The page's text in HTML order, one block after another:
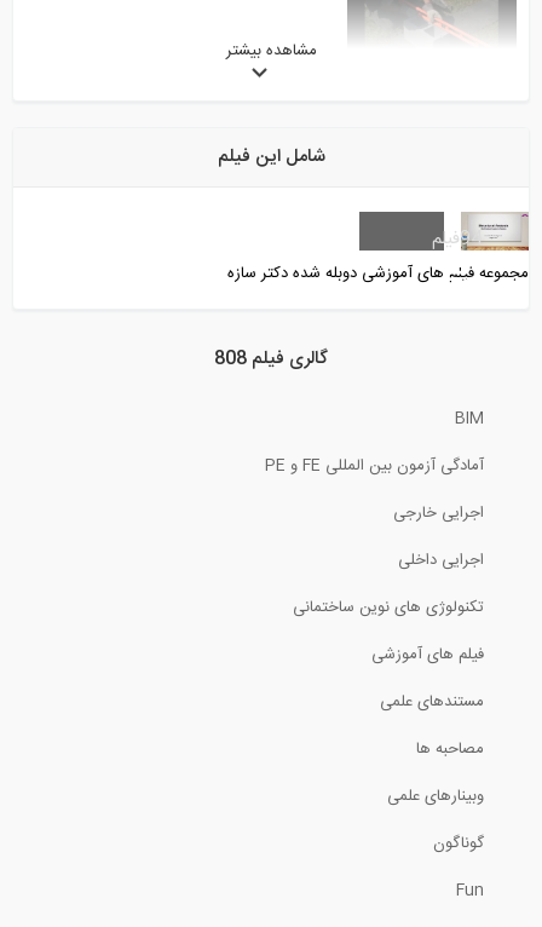
تخصیص بارها و مش بندی یک دال در نرم...
جزئیات آرماتور گذاری در تیر ها و ستون...
12:25
مشاهده بیشتر
شامل این فیلم
مجموعه فیلم های آموزشی دوبله شده دکتر سازه
94فیلم
گالری فیلم 808
BIM
آمادگی آزمون بین المللی FE و PE
اجرایی خارجی
اجرایی داخلی
تکنولوژی های نوین ساختمانی
فیلم های آموزشی
مستندهای علمی
مصاحبه ها
وبینارهای علمی
گوناگون
Fun